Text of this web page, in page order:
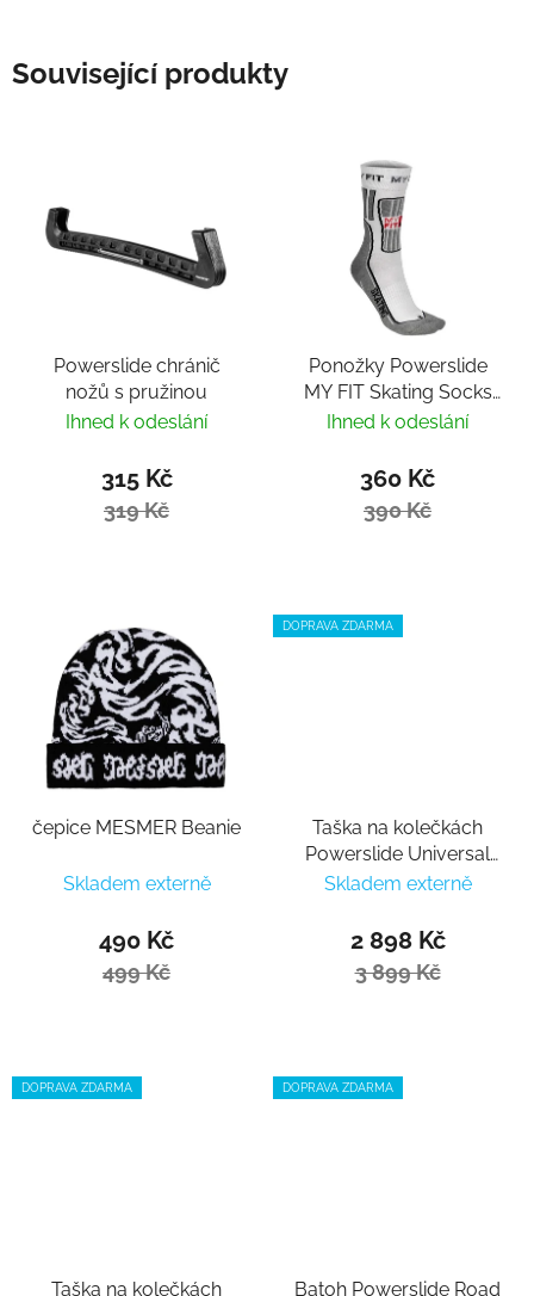
Související produkty
Powerslide chránič
nožů s pružinou
Ihned k odeslání
315 Kč
319 Kč
Ponožky Powerslide
MY FIT Skating Socks
Fitness
Ihned k odeslání
360 Kč
390 Kč
čepice MESMER Beanie
Skladem externě
490 Kč
499 Kč
DOPRAVA ZDARMA
Taška na kolečkách
Powerslide Universal
Bag Concept Transit
Skladem externě
2 898 Kč
3 899 Kč
DOPRAVA ZDARMA
Taška na kolečkách
DOPRAVA ZDARMA
Batoh Powerslide Road